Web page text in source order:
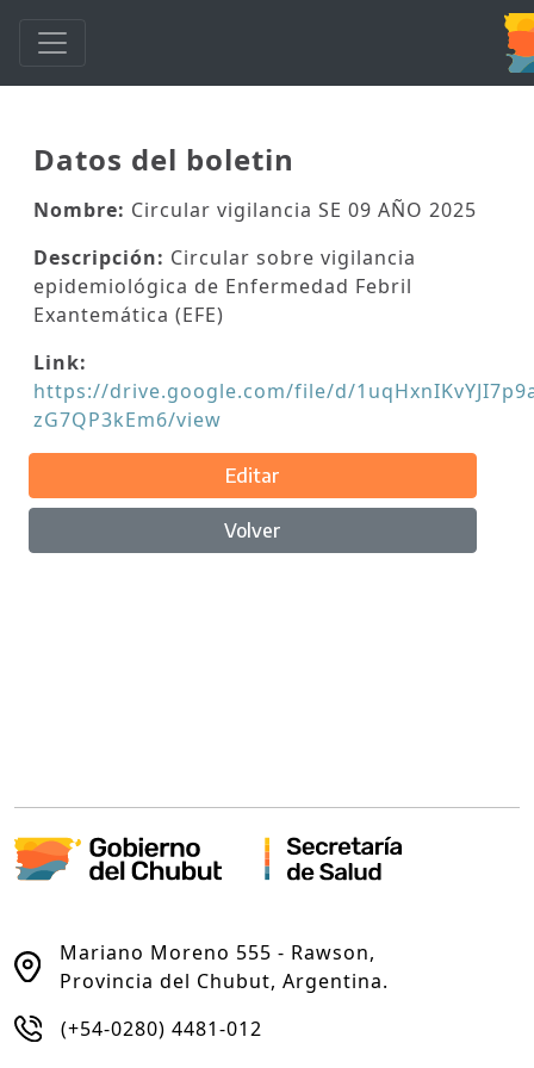
Datos del boletin
Nombre: Circular vigilancia SE 09 AÑO 2025
Descripción: Circular sobre vigilancia
epidemiológica de Enfermedad Febril
Exantemática (EFE)
Link:
https://drive.google.com/file/d/
zG7QP3kEm6/view
Editar
Volver
Mariano Moreno 555 - Rawson,
Provincia del Chubut, Argentina.
(+54-0280) 4481-012